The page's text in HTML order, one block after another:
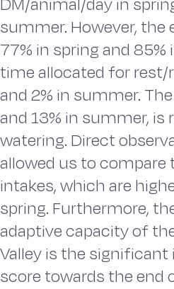
summer. However,
77% in spring and
time allocated for
and 2% in summer.
and 13% in summer,
watering. Direct
allowed us to
intakes, which are
spring. Furthermore,
adaptive capacity of
Valley is the
score towards the end